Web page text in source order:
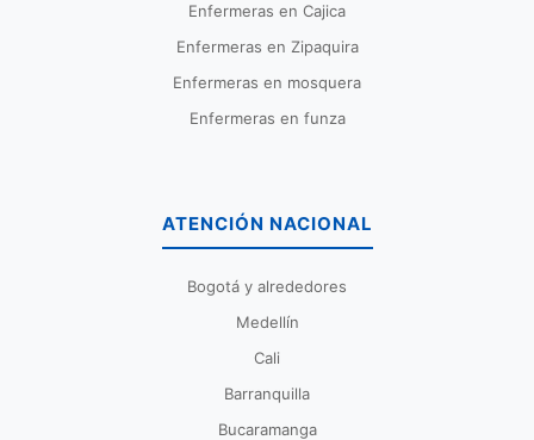
Enfermeras en Cajica
Enfermeras en Zipaquira
Enfermeras en mosquera
Enfermeras en funza
ATENCIÓN NACIONAL
Bogotá y alrededores
Medellín
Cali
Barranquilla
Bucaramanga